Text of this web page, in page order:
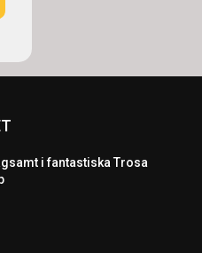
i fantastiska Trosa